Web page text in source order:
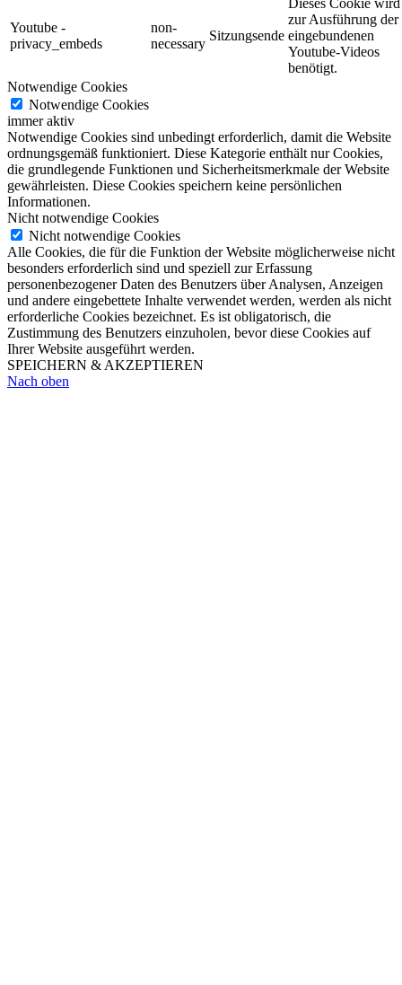
Youtube -
privacy_embeds
non-
necessary
Sitzungsende
zur Ausführung der
eingebundenen
Youtube-Videos
benötigt.
Notwendige Cookies
Notwendige Cookies
immer aktiv
Notwendige Cookies sind unbedingt erforderlich, damit die Website
ordnungsgemäß funktioniert. Diese Kategorie enthält nur Cookies,
die grundlegende Funktionen und Sicherheitsmerkmale der Website
gewährleisten. Diese Cookies speichern keine persönlichen
Informationen.
Nicht notwendige Cookies
Nicht notwendige Cookies
Alle Cookies, die für die Funktion der Website möglicherweise nicht
besonders erforderlich sind und speziell zur Erfassung
personenbezogener Daten des Benutzers über Analysen, Anzeigen
und andere eingebettete Inhalte verwendet werden, werden als nicht
erforderliche Cookies bezeichnet. Es ist obligatorisch, die
Zustimmung des Benutzers einzuholen, bevor diese Cookies auf
Ihrer Website ausgeführt werden.
SPEICHERN & AKZEPTIEREN
Nach oben